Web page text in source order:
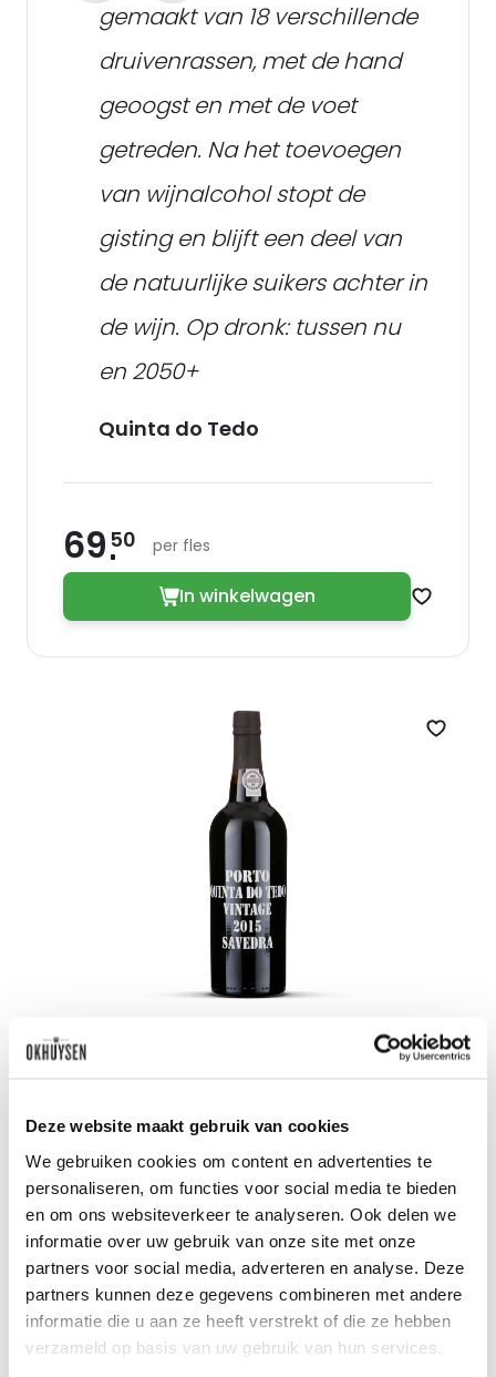
Deze website maakt gebruik van cookies
We gebruiken cookies om content en advertenties te
personaliseren, om functies voor social media te bieden
en om ons websiteverkeer te analyseren. Ook delen we
informatie over uw gebruik van onze site met onze
partners voor social media, adverteren en analyse. Deze
partners kunnen deze gegevens combineren met andere
informatie die u aan ze heeft verstrekt of die ze hebben
verzameld op basis van uw gebruik van hun services.
gemaakt van 18 verschillende
druivenrassen, met de hand
geoogst en met de voet
getreden. Na het toevoegen
van wijnalcohol stopt de
gisting en blijft een deel van
de natuurlijke suikers achter in
de wijn. Op dronk: tussen nu
en 2050+
Quinta do Tedo
69 50 per fles
In winkelwagen Zet op
Zet
2015 Vintage Port 'Savedra'
92
per fles
Zet